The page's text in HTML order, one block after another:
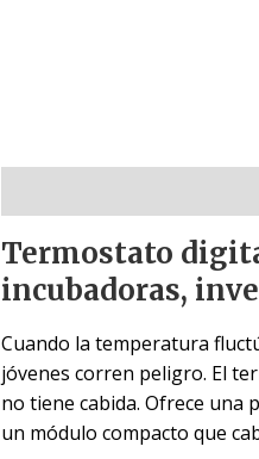
Termostato
incubadoras,
Cuando la temperatura
jóvenes corren peligro. El
no tiene cabida. Ofrece una
un módulo compacto que